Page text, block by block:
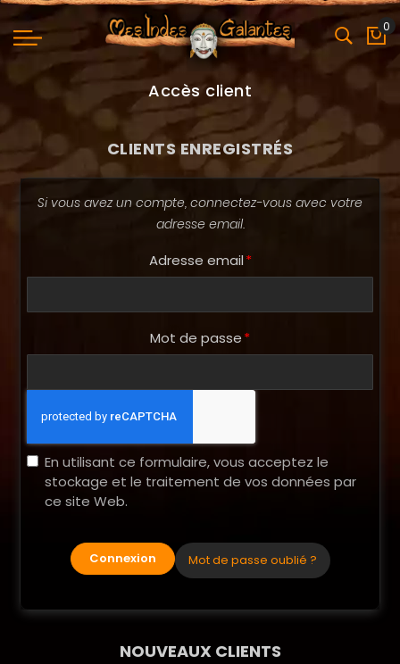
0
Accès client
CLIENTS ENREGISTRÉS
Si vous avez un compte, connectez-vous avec votre
adresse email.
Adresse email
Mot de passe
En utilisant ce formulaire, vous acceptez le
stockage et le traitement de vos données par
ce site Web.
Connexion Mot de passe oublié ?
NOUVEAUX CLIENTS